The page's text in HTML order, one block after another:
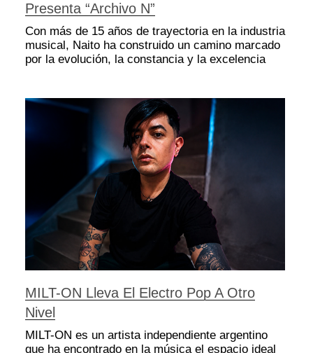
Presenta “Archivo N”
Con más de 15 años de trayectoria en la industria
musical, Naito ha construido un camino marcado
por la evolución, la constancia y la excelencia
MILT-ON Lleva El Electro Pop A Otro
Nivel
MILT-ON es un artista independiente argentino
que ha encontrado en la música el espacio ideal